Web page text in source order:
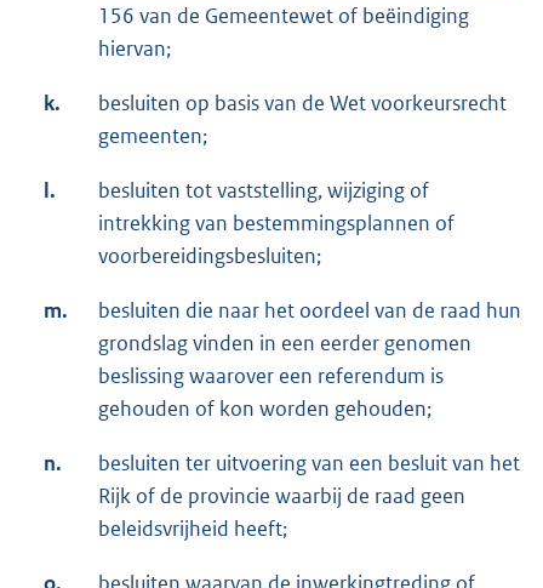
156 van de Gemeentewet of beëindiging
hiervan;
k.
besluiten op basis van de Wet voorkeursrecht
gemeenten;
l.
besluiten tot vaststelling, wijziging of
intrekking van bestemmingsplannen of
voorbereidingsbesluiten;
m.
besluiten die naar het oordeel van de raad hun
grondslag vinden in een eerder genomen
beslissing waarover een referendum is
gehouden of kon worden gehouden;
n.
besluiten ter uitvoering van een besluit van het
Rijk of de provincie waarbij de raad geen
beleidsvrijheid heeft;